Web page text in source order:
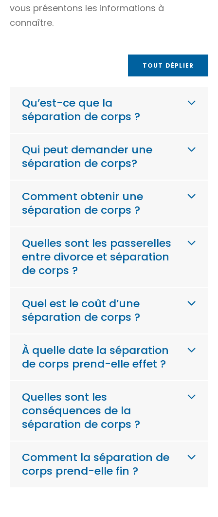
vous présentons les informations à
connaître.
TOUT DÉPLIER
Qu’est-ce que la
séparation de corps ?
Qui peut demander une
séparation de corps?
Comment obtenir une
séparation de corps ?
Quelles sont les passerelles
entre divorce et séparation
de corps ?
Quel est le coût d’une
séparation de corps ?
À quelle date la séparation
de corps prend-elle effet ?
Quelles sont les
conséquences de la
séparation de corps ?
Comment la séparation de
corps prend-elle fin ?